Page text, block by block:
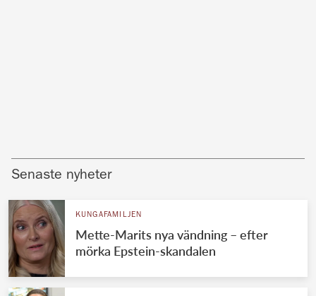
Senaste nyheter
KUNGAFAMILJEN
Mette-Marits nya vändning – efter
mörka Epstein-skandalen